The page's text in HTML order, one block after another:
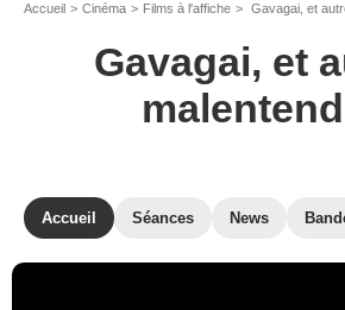
Accueil Cinéma Films à l'affiche Gavagai, et
Gavagai, et
Accueil Séances News